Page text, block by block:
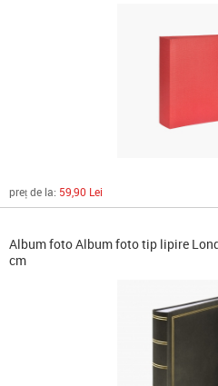
preț de la: 59,90 Lei
Album foto Album foto tip lipire
cm